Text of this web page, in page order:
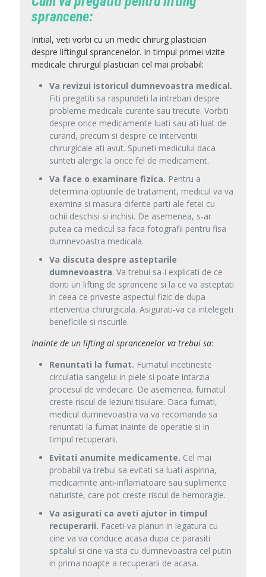
sprancene:
Initial, veti vorbi cu un medic chirurg plastician
despre liftingul sprancenelor. In timpul primei vizite
medicale chirurgul plastician cel mai probabil:
Va revizui istoricul dumnevoastra medical.
Fiti pregatiti sa raspundeti la intrebari despre
probleme medicale curente sau trecute. Vorbiti
despre orice medicamente luati sau ati luat de
curand, precum si despre ce interventii
chirurgicale ati avut. Spuneti medicului daca
sunteti alergic la orice fel de medicament.
Va face o examinare fizica. Pentru a
determina optiunile de tratament, medicul va va
examina si masura diferite parti ale fetei cu
ochii deschisi si inchisi. De asemenea, s-ar
putea ca medicul sa faca fotografii pentru fisa
dumnevoastra medicala.
Va discuta despre asteptarile
dumnevoastra. Va trebui sa-i explicati de ce
doriti un lifting de sprancene si la ce va asteptati
in ceea ce priveste aspectul fizic de dupa
interventia chirurgicala. Asigurati-va ca intelegeti
beneficiile si riscurile.
Inainte de un lifting al sprancenelor va trebui sa:
Renuntati la fumat. Fumatul incetineste
circulatia sangelui in piele si poate intarzia
procesul de vindecare. De asemenea, fumatul
creste riscul de leziuni tisulare. Daca fumati,
medicul dumnevoastra va va recomanda sa
renuntati la fumat inainte de operatie si in
timpul recuperarii.
Evitati anumite medicamente. Cel mai
probabil va trebui sa evitati sa luati aspirina,
medicamnte anti-inflamatoare sau suplimente
naturiste, care pot creste riscul de hemoragie.
Va asigurati ca aveti ajutor in timpul
recuperarii. Faceti-va planuri in legatura cu
cine va va conduce acasa dupa ce parasiti
spitalul si cine va sta cu dumnevoastra cel putin
in prima noapte a recuperarii de acasa.